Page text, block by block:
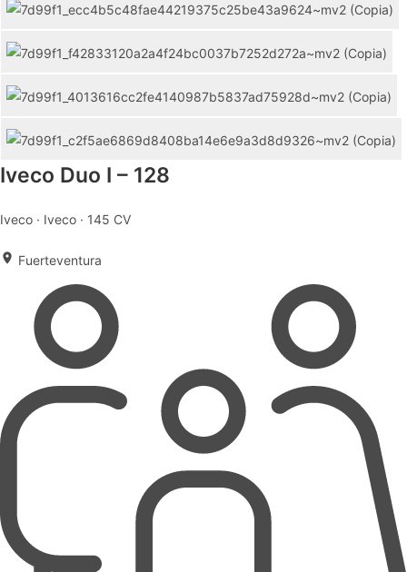
Iveco Duo I – 128
Iveco · Iveco · 145 CV
Fuerteventura